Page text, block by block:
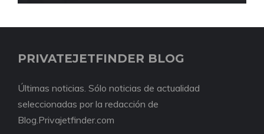
PRIVATEJETFINDER BLOG
Últimas noticias. Sólo noticias de actualidad
seleccionadas por la redacción de
Blog.Privajetfinder.com